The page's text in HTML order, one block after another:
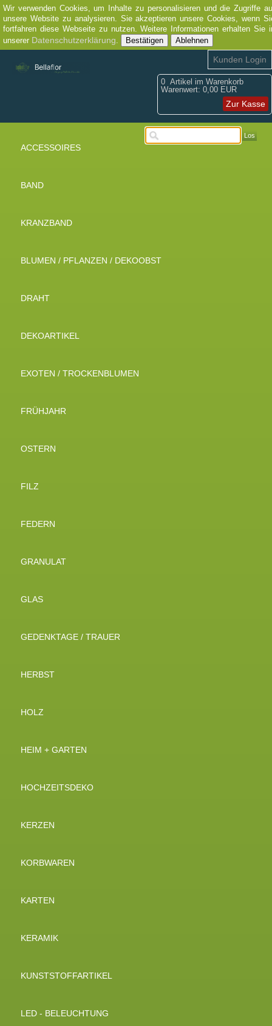
Wir verwenden Cookies, um Inhalte zu personalisieren und die Zugriffe
unsere Website zu analysieren. Sie akzeptieren unsere Cookies, wenn
fortfahren diese Webseite zu nutzen. Weitere Informationen erhalten Sie
unserer Datenschutzerklärung. Bestätigen Ablehnen
0 Artikel im Warenkorb
Warenwert: 0,00 EUR
Zur Kasse
Kunden Login
Los
ACCESSOIRES
BAND
KRANZBAND
BLUMEN / PFLANZEN / DEKOOBST
DRAHT
DEKOARTIKEL
EXOTEN / TROCKENBLUMEN
FRÜHJAHR
OSTERN
FILZ
FEDERN
GRANULAT
GLAS
GEDENKTAGE / TRAUER
HERBST
HOLZ
HEIM + GARTEN
HOCHZEITSDEKO
KERZEN
KORBWAREN
KARTEN
KERAMIK
KUNSTSTOFFARTIKEL
LED - BELEUCHTUNG